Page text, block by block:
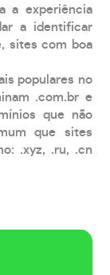
a experiência
a identificar
sites com boa
populares no
.com.br e
que não
que sites
.xyz, .ru, .cn